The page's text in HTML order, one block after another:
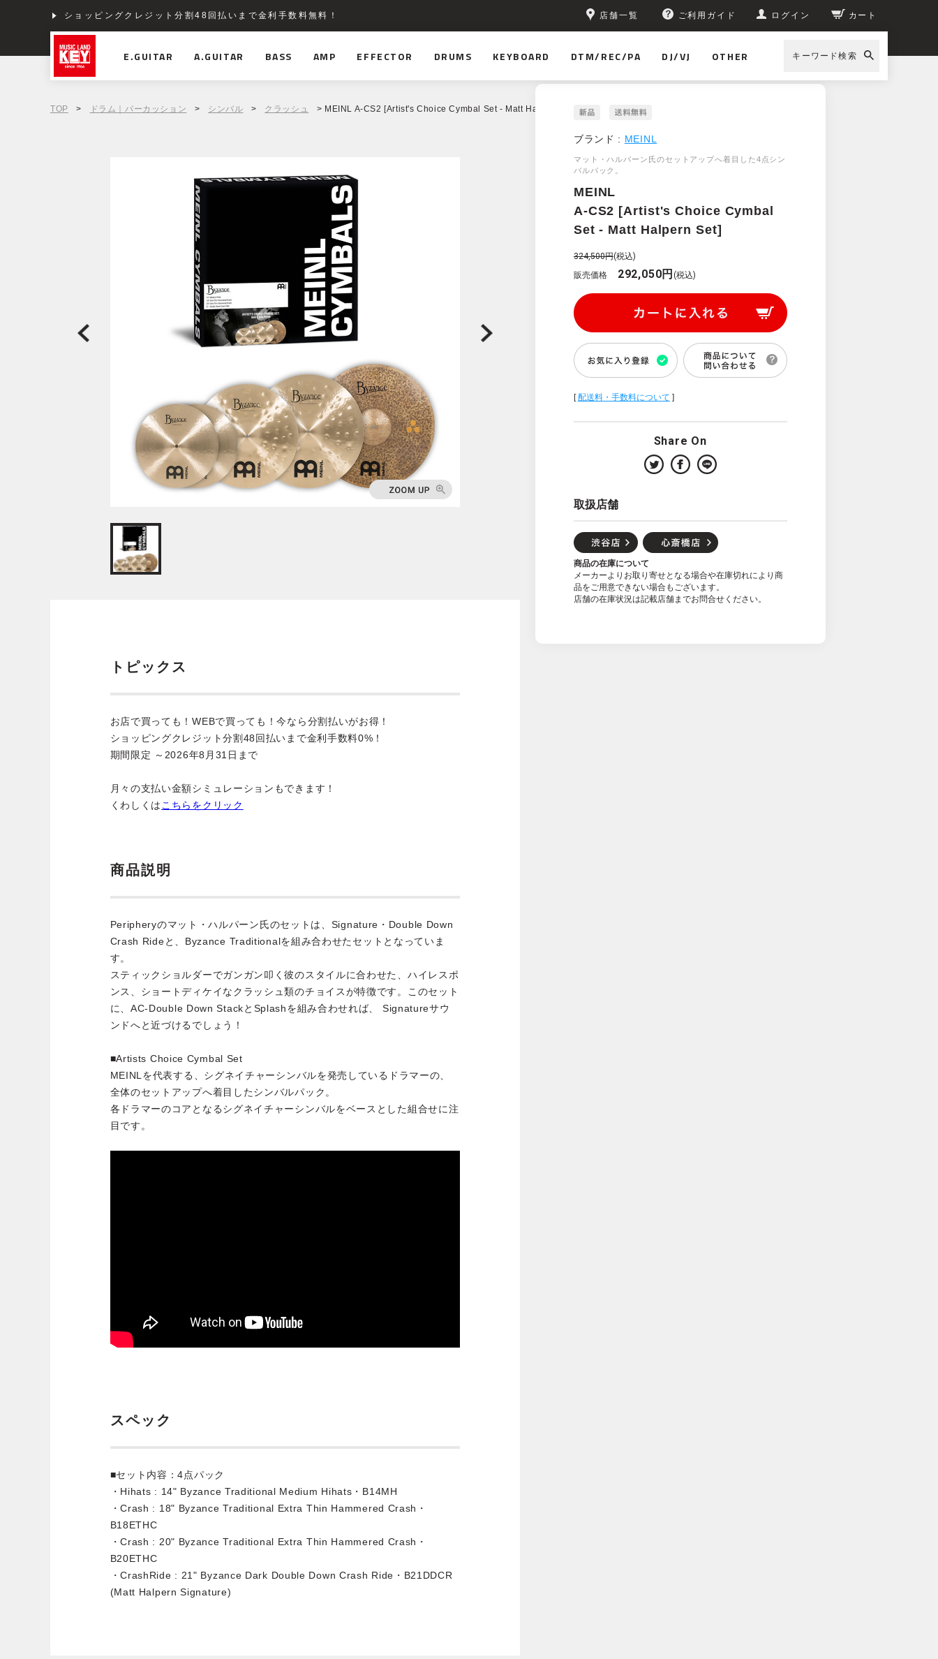
ショッピングクレジット分割48回払いまで金利手数料無料！ 店舗一覧 ご利用ガイド ログイン カート
E.GUITAR A.GUITAR BASS AMP EFFECTOR DRUMS KEYBOARD DTM/REC/PA DJ/VJ OTHER キーワード検索
TOP > ドラム｜パーカッション > シンバル > クラッシュ > MEINL A-CS2 [Artist's Choice Cymbal Set - Matt Halpern Set]
ブランド : MEINL
マット・ハルパーン氏のセットアップへ着目した4点シン
バルパック。
MEINL
A-CS2 [Artist's Choice Cymbal
Set - Matt Halpern Set]
324,500円(税込)
販売価格
292,050円(税込)
[配送料・手数料について ]
Share On
取扱店舗
商品の在庫について
メーカーよりお取り寄せとなる場合や在庫切れにより商
品をご用意できない場合もございます。
店舗の在庫状況は記載店舗までお問合せください。
トピックス
お店で買っても！WEBで買っても！今なら分割払いがお得！
ショッピングクレジット分割48回払いまで金利手数料0%！
期間限定 ～2026年8月31日まで
月々の支払い金額シミュレーションもできます！
くわしくは こちらをクリック
商品説明
Peripheryのマット・ハルパーン氏のセットは、Signature・Double Down
Crash Rideと、Byzance Traditionalを組み合わせたセットとなっていま
す。
スティックショルダーでガンガン叩く彼のスタイルに合わせた、ハイレスポ
ンス、ショートディケイなクラッシュ類のチョイスが特徴です。このセット
に、AC-Double Down StackとSplashを組み合わせれば、 Signatureサウ
ンドへと近づけるでしょう！
■Artists Choice Cymbal Set
MEINLを代表する、シグネイチャーシンバルを発売しているドラマーの、
全体のセットアップへ着目したシンバルパック。
各ドラマーのコアとなるシグネイチャーシンバルをベースとした組合せに注
目です。
スペック
■セット内容：4点パック
・Hihats : 14" Byzance Traditional Medium Hihats・B14MH
・Crash : 18" Byzance Traditional Extra Thin Hammered Crash・
B18ETHC
・Crash : 20" Byzance Traditional Extra Thin Hammered Crash・
B20ETHC
・CrashRide : 21" Byzance Dark Double Down Crash Ride・B21DDCR
(Matt Halpern Signature)